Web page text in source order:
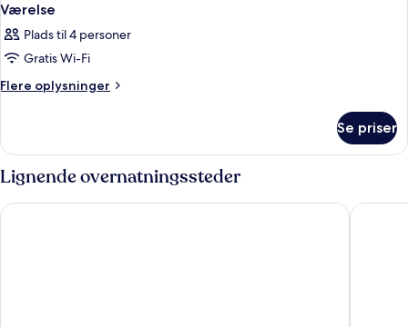
Værelse
Plads til 4 personer
Gratis Wi-Fi
Flere oplysninger
Flere
Se priser
Lignende overnatningssteder
Motel L Hammarby Sjöstad Biz